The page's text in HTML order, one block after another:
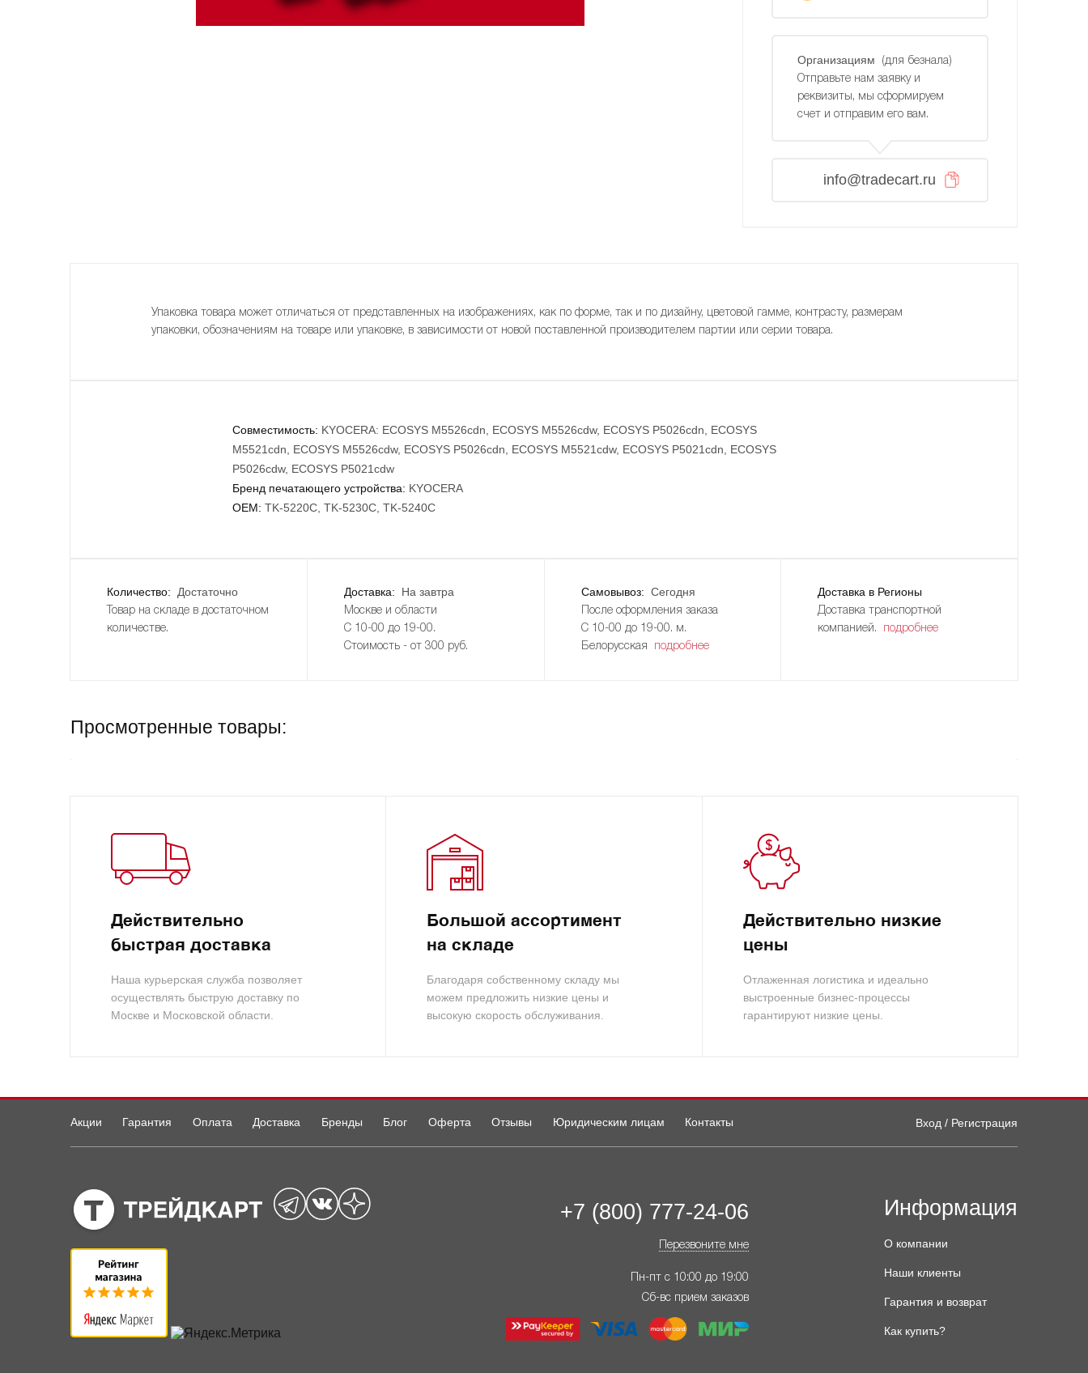
Организациям
(для безнала)
Отправьте нам заявку и
реквизиты, мы сформируем
счет и отправим его вам.
info@tradecart.ru
Упаковка товара может отличаться от представленных на изображениях, как по форме, так и по дизайну, цветовой гамме, контрасту, размерам
упаковки, обозначениям на товаре или упаковке, в зависимости от новой поставленной производителем партии или серии товара.
Совместимость: KYOCERA: ECOSYS M5526cdn, ECOSYS M5526cdw, ECOSYS P5026cdn, ECOSYS
M5521cdn, ECOSYS M5526cdw, ECOSYS P5026cdn, ECOSYS M5521cdw, ECOSYS P5021cdn, ECOSYS
P5026cdw, ECOSYS P5021cdw
Бренд печатающего устройства: KYOCERA
OEM: TK-5220C, TK-5230C, TK-5240C
Количество: Достаточно
Товар на складе в достаточном
количестве.
Доставка: На завтра
Москве и области
С 10-00 до 19-00.
Стоимость - от 300 руб.
Самовывоз: Сегодня
После оформления заказа
С 10-00 до 19-00. м.
Белорусская
подробнее
Доставка в Регионы
Доставка транспортной
компанией. подробнее
Просмотренные товары:
Действительно
быстрая доставка
Наша курьерская служба позволяет
осуществлять быструю доставку по
Москве и Московской области.
Большой ассортимент
на складе
Благодаря собственному складу мы
можем предложить низкие цены и
высокую скорость обслуживания.
Действительно низкие
цены
Отлаженная логистика и идеально
выстроенные бизнес-процессы
гарантируют низкие цены.
Акции Гарантия Оплата Доставка Бренды Блог Оферта Отзывы Юридическим лицам Контакты Вход / Регистрация
+7 (800) 777-24-06
Перезвоните мне
Пн-пт с 10:00 до 19:00
Сб-вс прием заказов
Информация
О компании
Наши клиенты
Гарантия и возврат
Как купить?